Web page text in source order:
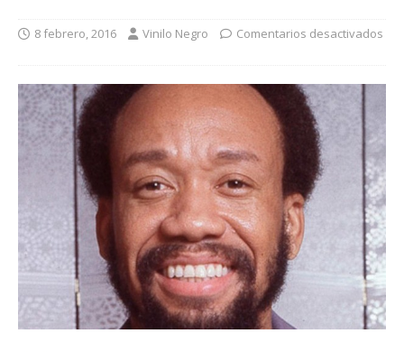
8 febrero, 2016 Vinilo Negro Comentarios desactivados